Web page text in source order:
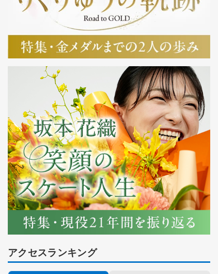
（2） 片伊勢
76.63点
（3）吉岡（法大） 71.00点
▽女子
住吉りをん
（明大）
201.84点
（ショートプログラム
72.91、フリー
128.93）
（2）江川（明大）
197.55点
（68.86、128.69）
（3）河辺
（中京大）
194.40点
（62.43、131.97）
（1） 佐藤駿
（明大）
92.97点
（2） 片伊勢
（関大）
75.10点
（3）朝賀 74.57点
2025年1月7日
▽女子
（1）住吉りをん
（明大）
192.29点
（ショートプログラム
64.40、フリー
127.89）
（2）三宅
（岡山理大）
187.61点
（62.89、124.72）
（3）河辺
185.03点
アクセスランキング